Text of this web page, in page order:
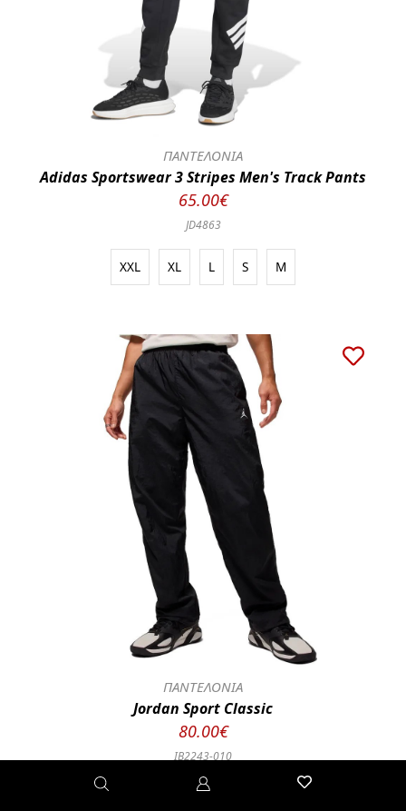
ΠΑΝΤΕΛΟΝΙΑ
Adidas Sportswear 3 Stripes Men's Track Pants
65.00€
JD4863
XXL XL L S M
ΠΑΝΤΕΛΟΝΙΑ
Jordan Sport Classic
80.00€
IB2243-010